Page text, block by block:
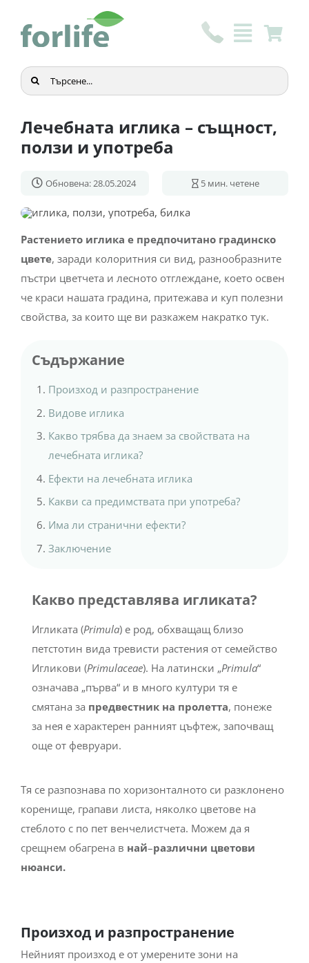
content
Търсене
...
Лечебната иглика – същност,
ползи и употреба
Обновена: 28.05.2024 5 мин. четене
Растението иглика е предпочитано градинско
цвете, заради колоритния си вид, разнообразните
пъстри цветчета и лесното отглеждане, което освен
че краси нашата градина, притежава и куп полезни
свойства, за които ще ви разкажем накратко тук.
Съдържание
Произход и разпространение
Видове иглика
Какво трябва да знаем за свойствата на
лечебната иглика?
Ефекти на лечебната иглика
Какви са предимствата при употреба?
Има ли странични ефекти?
Заключение
Какво представлява игликата?
Игликата (Primula) е род, обхващащ близо
петстотин вида тревисти растения от семейство
Игликови (Primulaceae). На латински „Primula“
означава „първа“ и в много култури тя е
смятана за предвестник на пролетта, понеже
за нея е характерен ранният цъфтеж, започващ
още от февруари.
Тя се разпознава по хоризонталното си разклонено
коренище, грапави листа, няколко цветове на
стеблото с по пет венчелистчета. Можем да я
срещнем обагрена в най–различни цветови
нюанси.
Произход и разпространение
Нейният произход е от умерените зони на